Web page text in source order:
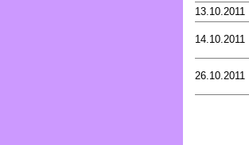
13.10.2011
14.10.2011
26.10.2011